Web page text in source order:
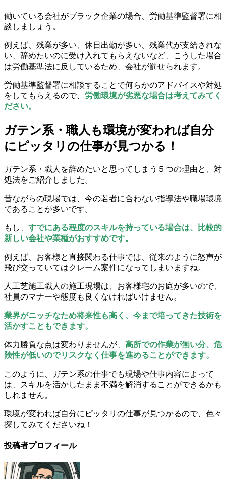
働いている会社がブラック企業の場合、労働基準監督署に相
談しましょう。
例えば、残業が多い、休日出勤が多い、残業代が支給されな
い、辞めたいのに受け入れてもらえないなど、こうした場合
は労働基準法に反しているため、会社が罰せられます。
労働基準監督署に相談することで何らかのアドバイスや対処
をしてもらえるので、 労働環境が劣悪な場合は考えてみてく
ださい。
ガテン系・職人も環境が変われば自分
にピッタリの仕事が見つかる！
ガテン系・職人を辞めたいと思ってしまう５つの理由と、対
処法をご紹介しました。
昔ながらの現場では、今の若者に合わない指導法や職場環境
であることが多いです。
もし、 すでにある程度のスキルを持っている場合は、比較的
新しい会社や業種がおすすめです。
例えば、お客様と直接関わる仕事では、従来のように怒声が
飛び交っていてはクレーム案件になってしまいますね。
人工芝施工職人の施工現場は、お客様宅のお庭が多いので、
社員のマナーや態度も良くなければいけません。
業界がニッチなため将来性も高く、今まで培ってきた技術を
活かすこともできます。
体力勝負な点は変わりませんが、 高所での作業が無い分、危
険性が低いのでリスクなく仕事を進めることができます。
このように、ガテン系の仕事でも現場や仕事内容によって
は、スキルを活かしたまま不満を解消することができるかも
しれません。
環境が変われば自分にピッタリの仕事が見つかるので、色々
探してみてくださいね！
投稿者プロフィール